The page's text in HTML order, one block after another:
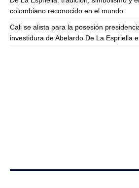
colombiano reconocido en el mundo
Cali se alista para la posesión
investidura de Abelardo De La Espriella